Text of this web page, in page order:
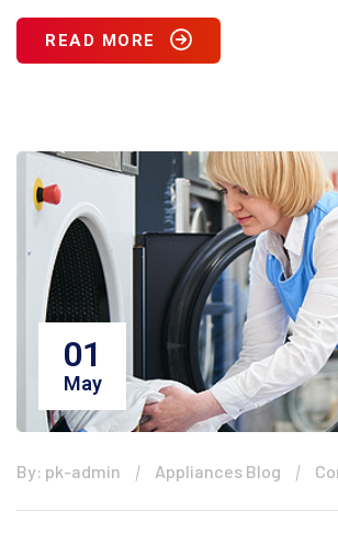
READ MORE
01
May
By: pk-admin Appliances Blog